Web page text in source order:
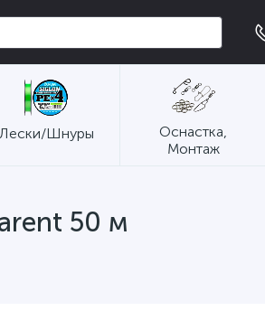
Лески/Шнуры
Оснастка,
Монтаж
50 м